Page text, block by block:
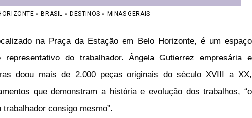
» BRASIL » DESTINOS » MINAS GERAIS
na Praça da Estação em Belo Horizonte, é um espaço
do trabalhador. Ângela Gutierrez empresária e
doou mais de 2.000 peças originais do século XVIII a XX,
que demonstram a história e evolução dos trabalhos, “o
consigo mesmo”.